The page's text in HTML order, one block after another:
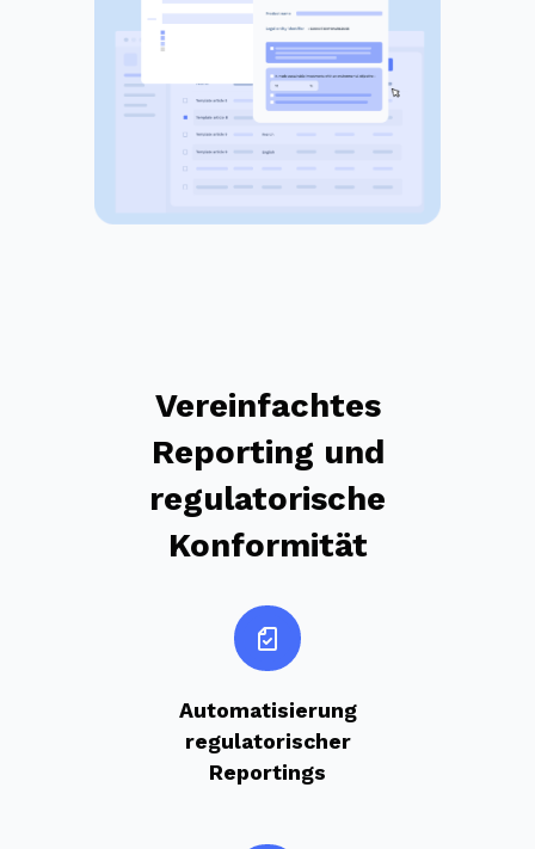
Vereinfachtes
Reporting und
regulatorische
Konformität
Automatisierung
regulatorischer
Reportings